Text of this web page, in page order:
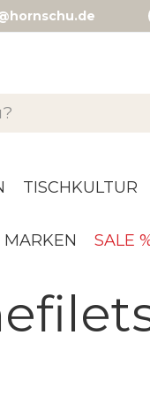
TISCHKULTUR
MARKEN SALE